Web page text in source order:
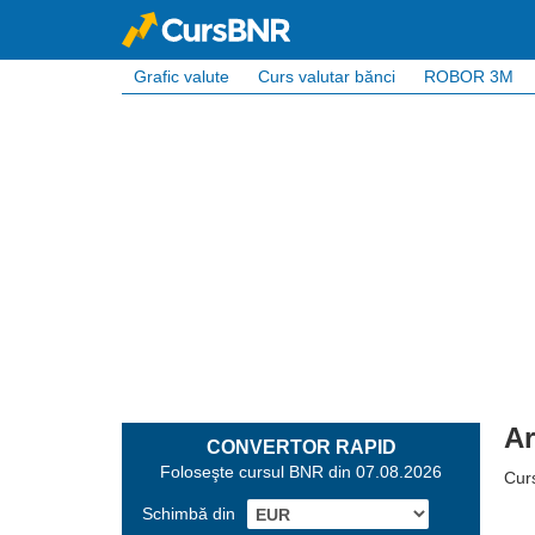
Grafic valute Curs valutar bănci ROBOR 3M
CONVERTOR RAPID
Foloseşte cursul BNR din 07.08.2026
Schimbă din